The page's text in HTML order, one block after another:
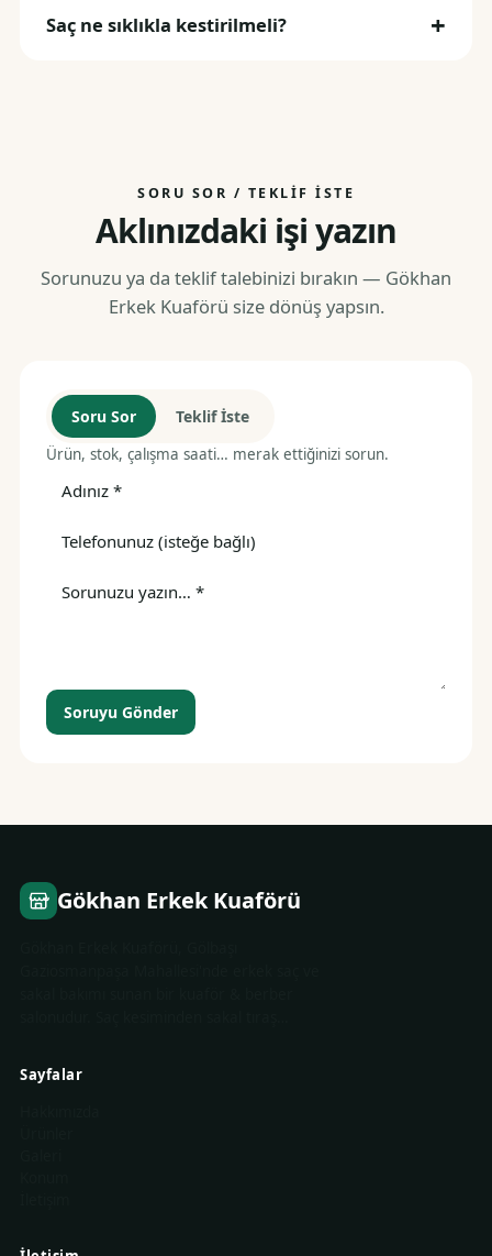
Saç ne sıklıkla kestirilmeli?
SORU SOR / TEKLIF İSTE
Aklınızdaki işi yazın
Sorunuzu ya da teklif talebinizi bırakın — Gökhan
Erkek Kuaförü size dönüş yapsın.
Soru Sor Teklif İste
Ürün, stok, çalışma saati… merak ettiğinizi sorun.
Soruyu Gönder
Gökhan Erkek Kuaförü
Sayfalar